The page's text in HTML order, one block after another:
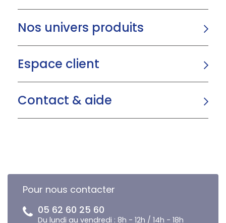
Nos univers produits
Espace client
Contact & aide
Pour nous contacter
05 62 60 25 60
Du lundi au vendredi : 8h - 12h / 14h - 18h